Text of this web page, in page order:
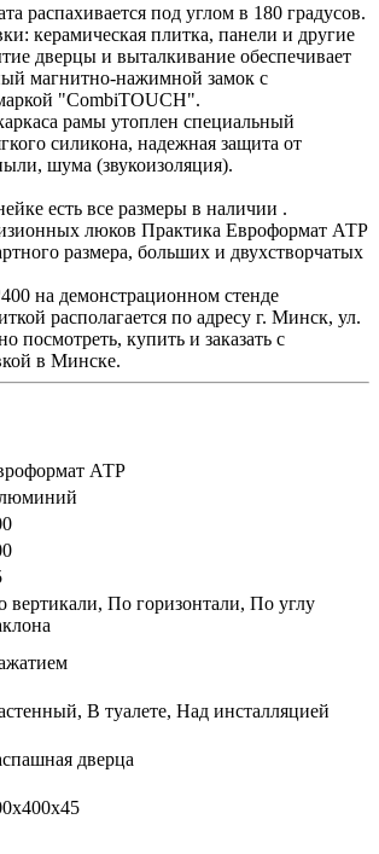
распахивается под углом в 180 градусов.
керамическая плитка, панели и другие
дверцы и выталкивание обеспечивает
магнитно-нажимной замок с
"CombiTOUCH".
рамы утоплен специальный
силикона, надежная защита от
шума (звукоизоляция).
есть все размеры в наличии .
люков Практика Евроформат АТР
размера, больших и двухстворчатых
на демонстрационном стенде
располагается по адресу г. Минск, ул.
посмотреть, купить и заказать с
в Минске.
АТР
вертикали, По горизонтали, По углу
В туалете, Над инсталляцией
дверца